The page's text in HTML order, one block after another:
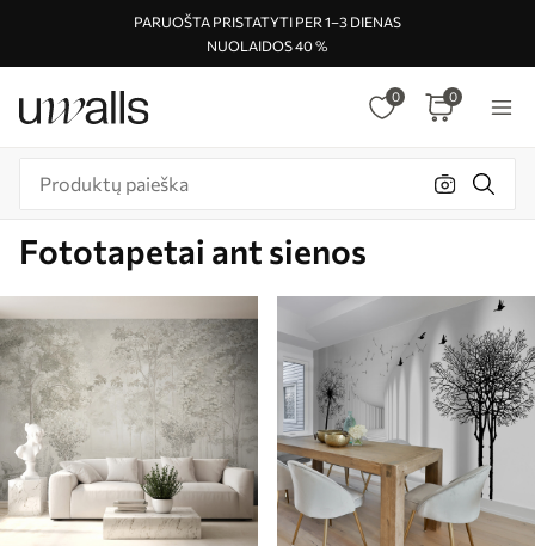
PARUOŠTA PRISTATYTI PER 1–3 DIENAS
NUOLAIDOS 40 %
0 0
Fototapetai ant sienos